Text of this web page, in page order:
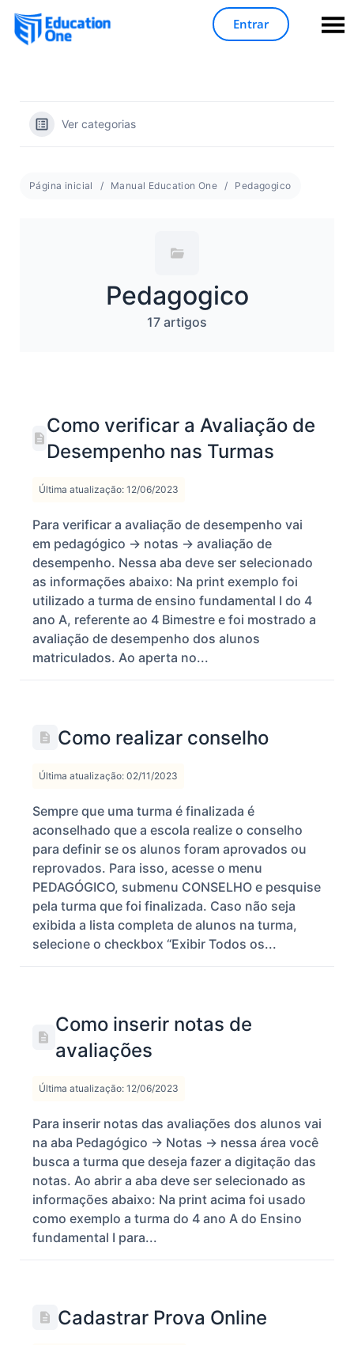
Entrar
Ver categorias
Página inicial Manual Education One Pedagogico
Pedagogico
17 artigos
Como verificar a Avaliação de
Desempenho nas Turmas
Última atualização: 12/06/2023
Para verificar a avaliação de desempenho vai
em pedagógico -> notas -> avaliação de
desempenho. Nessa aba deve ser selecionado
as informações abaixo: Na print exemplo foi
utilizado a turma de ensino fundamental I do 4
ano A, referente ao 4 Bimestre e foi mostrado a
avaliação de desempenho dos alunos
matriculados. Ao aperta no...
Como realizar conselho
Última atualização: 02/11/2023
Sempre que uma turma é finalizada é
aconselhado que a escola realize o conselho
para definir se os alunos foram aprovados ou
reprovados. Para isso, acesse o menu
PEDAGÓGICO, submenu CONSELHO e pesquise
pela turma que foi finalizada. Caso não seja
exibida a lista completa de alunos na turma,
selecione o checkbox “Exibir Todos os...
Como inserir notas de
avaliações
Última atualização: 12/06/2023
Para inserir notas das avaliações dos alunos vai
na aba Pedagógico -> Notas -> nessa área você
busca a turma que deseja fazer a digitação das
notas. Ao abrir a aba deve ser selecionado as
informações abaixo: Na print acima foi usado
como exemplo a turma do 4 ano A do Ensino
fundamental I para...
Cadastrar Prova Online